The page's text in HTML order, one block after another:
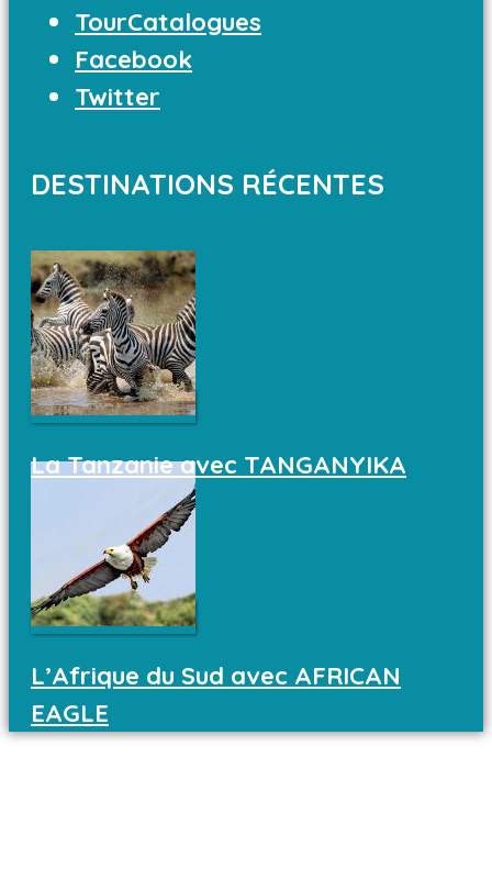
TourCatalogues
Facebook
Twitter
DESTINATIONS RÉCENTES
La Tanzanie avec TANGANYIKA
L’Afrique du Sud avec AFRICAN
EAGLE